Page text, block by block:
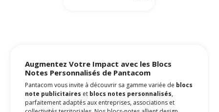
Augmentez Votre Impact avec les Blocs
Notes Personnalisés de Pantacom
Pantacom vous invite à découvrir sa gamme variée de blocs
note publicitaires et blocs notes personnalisés,
parfaitement adaptés aux entreprises, associations et